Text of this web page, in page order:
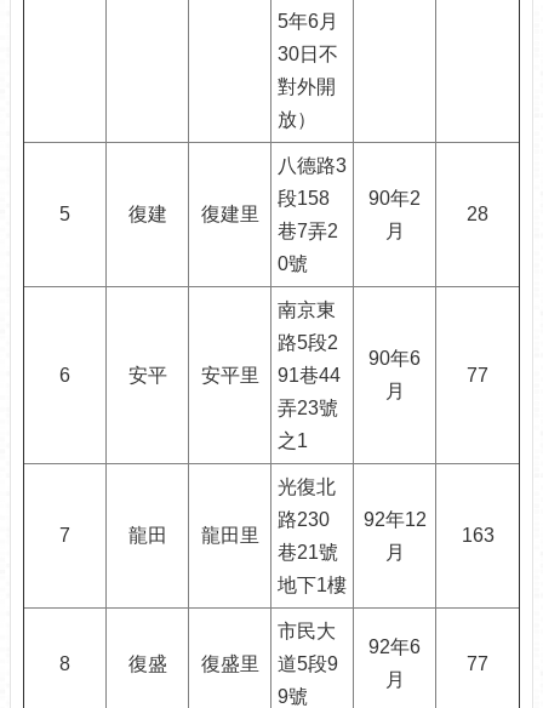
Prevention）
件-
5年6月
30日不
對外開
放）
5 復建 復建里
八德路3
段158
巷7弄2
0號
90年2
月
28
6 安平 安平里
南京東
路5段2
91巷44
弄23號
之1
90年6
月
77
7 龍田 龍田里
光復北
路230
巷21號
地下1樓
92年12
月
163
8 復盛 復盛里
市民大
道5段9
9號
92年6
月
77